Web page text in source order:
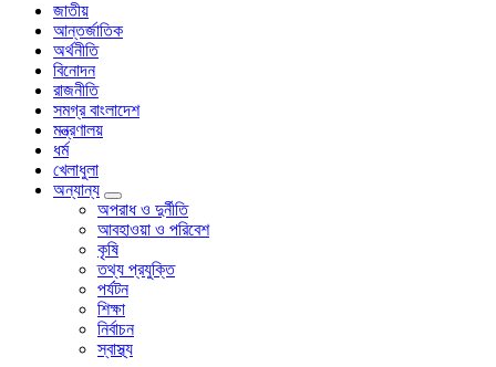
জাতীয়
আন্তর্জাতিক
অর্থনীতি
বিনোদন
রাজনীতি
সমগ্র বাংলাদেশ
মন্ত্রণালয়
ধর্ম
খেলাধুলা
অন্যান্য
অপরাধ ও দুর্নীতি
আবহাওয়া ও পরিবেশ
কৃষি
তথ্য প্রযুক্তি
পর্যটন
শিক্ষা
নির্বাচন
স্বাস্থ্য